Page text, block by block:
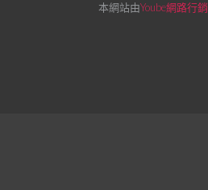
本網站由Yoube網路行銷